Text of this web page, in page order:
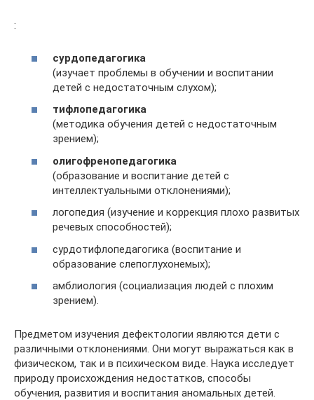
:
сурдопедагогика
(изучает проблемы в обучении и воспитании
детей с недостаточным слухом);
тифлопедагогика
(методика обучения детей с недостаточным
зрением);
олигофренопедагогика
(образование и воспитание детей с
интеллектуальными отклонениями);
логопедия (изучение и коррекция плохо развитых
речевых способностей);
сурдотифлопедагогика (воспитание и
образование слепоглухонемых);
амблиология (социализация людей с плохим
зрением).
Предметом изучения дефектологии являются дети с
различными отклонениями. Они могут выражаться как в
физическом, так и в психическом виде. Наука исследует
природу происхождения недостатков, способы
обучения, развития и воспитания аномальных детей.